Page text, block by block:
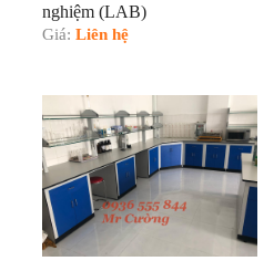
nghiệm (LAB)
Giá: Liên hệ